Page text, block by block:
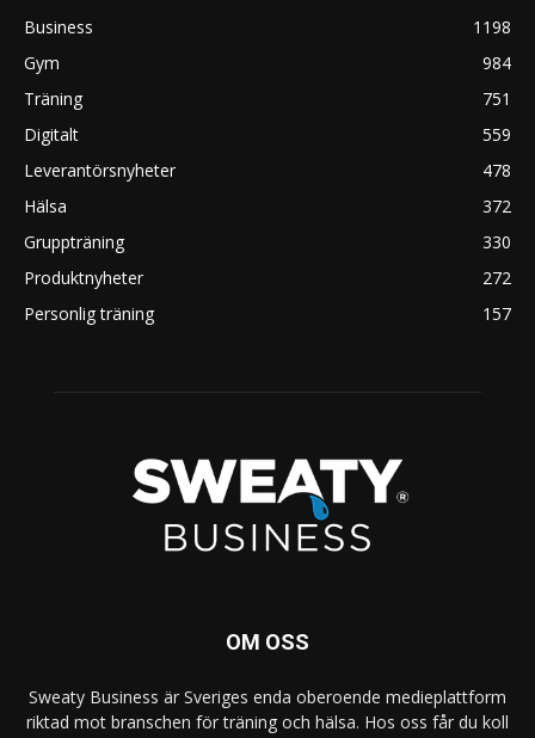
Business
1198
Gym
984
Träning
751
Digitalt
559
Leverantörsnyheter
478
Hälsa
372
Gruppträning
330
Produktnyheter
272
Personlig träning
157
OM OSS
Sweaty Business är Sveriges enda oberoende medieplattform
riktad mot branschen för träning och hälsa. Hos oss får du koll